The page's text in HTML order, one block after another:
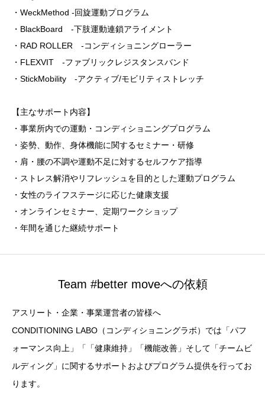
・WeckMethod -回旋運動プログラム
・BlackBoard -下肢運動連鎖アライメント
・RAD ROLLER -コンディショニングローラー
・FLEXVIT -ファブリックレジスタンスバンド
・StickMobility -アクティブ/モビリティストレッチ
【主なサポート内容】
・事業所内での運動・コンディショニングプログラム
・姿勢、動作、身体機能に関するセミナー・研修
・肩・腰の不調や運動不足に対するセルフケア指導
・ストレス解消やリフレッシュを目的とした運動プログラム
・女性のライフステージに応じた健康支援
・オンラインセミナー、定期ワークショップ
・年間を通じた継続サポート
Team #better moveへの依頼
アスリート・企業・事業運営者の皆様へ
CONDITIONING LABO（コンディショニングラボ）では「パフ
ォーマンス向上」「「健康維持」「機能改善」そして「チームビ
ルディング」に関するサポートおよびプログラム提供を行ってお
ります。